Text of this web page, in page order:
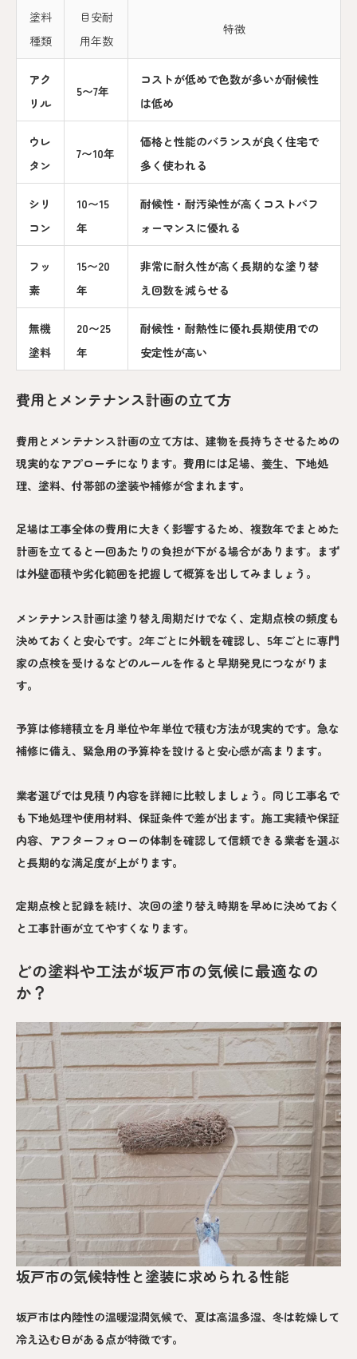
塗料
種類
目安耐
用年数
特徴
アク
リル
5〜7年
コストが低めで色数が多いが耐候性
は低め
ウレ
タン
7〜10年
価格と性能のバランスが良く住宅で
多く使われる
シリ
コン
10〜15
年
耐候性・耐汚染性が高くコストパフ
ォーマンスに優れる
フッ
素
15〜20
年
非常に耐久性が高く長期的な塗り替
え回数を減らせる
無機
塗料
20〜25
年
耐候性・耐熱性に優れ長期使用での
安定性が高い
費用とメンテナンス計画の立て方
費用とメンテナンス計画の立て方は、建物を長持ちさせるための
現実的なアプローチになります。費用には足場、養生、下地処
理、塗料、付帯部の塗装や補修が含まれます。
足場は工事全体の費用に大きく影響するため、複数年でまとめた
計画を立てると一回あたりの負担が下がる場合があります。まず
は外壁面積や劣化範囲を把握して概算を出してみましょう。
メンテナンス計画は塗り替え周期だけでなく、定期点検の頻度も
決めておくと安心です。2年ごとに外観を確認し、5年ごとに専門
家の点検を受けるなどのルールを作ると早期発見につながりま
す。
予算は修繕積立を月単位や年単位で積む方法が現実的です。急な
補修に備え、緊急用の予算枠を設けると安心感が高まります。
業者選びでは見積り内容を詳細に比較しましょう。同じ工事名で
も下地処理や使用材料、保証条件で差が出ます。施工実績や保証
内容、アフターフォローの体制を確認して信頼できる業者を選ぶ
と長期的な満足度が上がります。
定期点検と記録を続け、次回の塗り替え時期を早めに決めておく
と工事計画が立てやすくなります。
どの塗料や工法が坂戸市の気候に最適なの
か？
坂戸市の気候特性と塗装に求められる性能
坂戸市は内陸性の温暖湿潤気候で、夏は高温多湿、冬は乾燥して
冷え込む日がある点が特徴です。